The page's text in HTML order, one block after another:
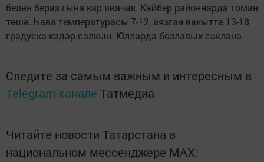
белән бераз гына кар явачак. Кайбер районнарда томан
төшә. Һава температурасы 7-12, аязган вакытта 13-18
градуска кадәр салкын. Юлларда бозлавык саклана.
Следите за самым важным и интересным в
Telegram-канале Татмедиа
Читайте новости Татарстана в
национальном мессенджере MАХ: